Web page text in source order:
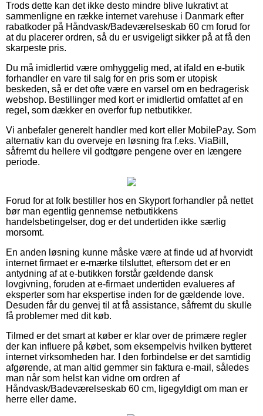
Trods dette kan det ikke desto mindre blive lukrativt at
sammenligne en række internet varehuse i Danmark efter
rabatkoder på Håndvask/Badeværelseskab 60 cm forud for
at du placerer ordren, så du er usvigeligt sikker på at få den
skarpeste pris.
Du må imidlertid være omhyggelig med, at ifald en e-butik
forhandler en vare til salg for en pris som er utopisk
beskeden, så er det ofte være en varsel om en bedragerisk
webshop. Bestillinger med kort er imidlertid omfattet af en
regel, som dækker en overfor fup netbutikker.
Vi anbefaler generelt handler med kort eller MobilePay. Som
alternativ kan du overveje en løsning fra f.eks. ViaBill,
såfremt du hellere vil godtgøre pengene over en længere
periode.
Forud for at folk bestiller hos en Skyport forhandler på nettet
bør man egentlig gennemse netbutikkens
handelsbetingelser, dog er det undertiden ikke særlig
morsomt.
En anden løsning kunne måske være at finde ud af hvorvidt
internet firmaet er e-mærke tilsluttet, eftersom det er en
antydning af at e-butikken forstår gældende dansk
lovgivning, foruden at e-firmaet undertiden evalueres af
eksperter som har ekspertise inden for de gældende love.
Desuden får du genvej til at få assistance, såfremt du skulle
få problemer med dit køb.
Tilmed er det smart at køber er klar over de primære regler
der kan influere på købet, som eksempelvis hvilken bytteret
internet virksomheden har. I den forbindelse er det samtidig
afgørende, at man altid gemmer sin faktura e-mail, således
man når som helst kan vidne om ordren af
Håndvask/Badeværelseskab 60 cm, ligegyldigt om man er
herre eller dame.